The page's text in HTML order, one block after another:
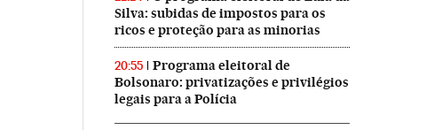
Silva: subidas de impostos para os
ricos e proteção para as minorias
20:55
Programa eleitoral de
Bolsonaro: privatizações e privilégios
legais para a Polícia